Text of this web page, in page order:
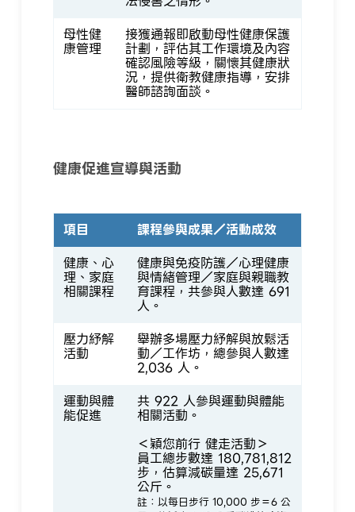
母性健
康管理
接獲通報即啟動母性健康保護
計劃，評估其工作環境及內容
確認風險等級，關懷其健康狀
況，提供衛教健康指導，安排
醫師諮詢面談。
健康促進宣導與活動
項目
課程參與成果／活動成效
健康、心
理、家庭
相關課程
健康與免疫防護／心理健康
與情緒管理／家庭與親職教
育課程，共參與人數達 691
人。
壓力紓解
活動
舉辦多場壓力紓解與放鬆活
動／工作坊，總參與人數達
2,036 人。
運動與體
能促進
共 922 人參與運動與體能
相關活動。
＜穎您前行 健走活動＞
員工總步數達 180,781,812
步，估算減碳量達 25,671
公斤。
註：以每日步行 10,000 步＝6 公